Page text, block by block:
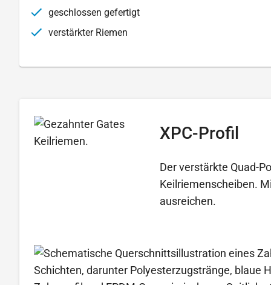
geschlossen gefertigt
verstärkter Riemen
XPC-Profil
Der verstärkte Quad-
Keilriemenscheiben.
ausreichen.